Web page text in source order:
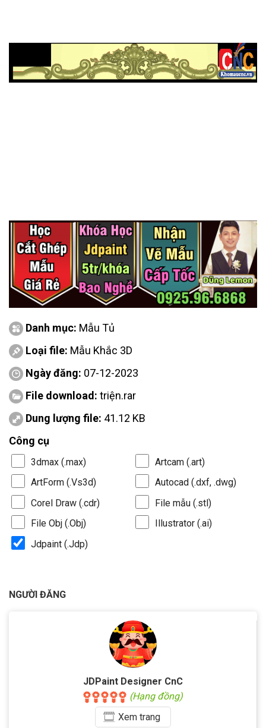
Danh mục: Mẫu Tủ
Loại file: Mẫu Khắc 3D
Ngày đăng: 07-12-2023
File download: triện.rar
Dung lượng file: 41.12 KB
Công cụ
3dmax (.max)
Artcam (.art)
ArtForm (.Vs3d)
Autocad (.dxf, .dwg)
Corel Draw (.cdr)
File mẫu (.stl)
File Obj (.Obj)
Illustrator (.ai)
Jdpaint (.Jdp)
NGƯỜI ĐĂNG
JDPaint Designer CnC
(Hạng đồng)
Xemtrang